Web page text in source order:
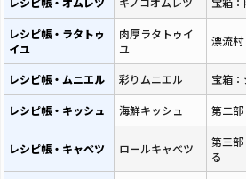
レシピ帳・ラタトゥ
イユ
肉厚ラタトゥイ
ユ
漂流
レシピ帳・ムニエル 彩りムニエル 宝箱
レシピ帳・キッシュ 海鮮キッシュ 第二部
レシピ帳・キャベツ ロールキャベツ
第三
る